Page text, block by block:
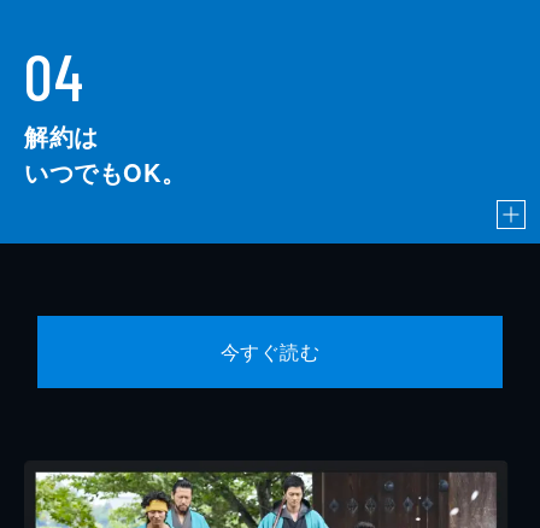
04
解約は
いつでもOK。
今すぐ読む